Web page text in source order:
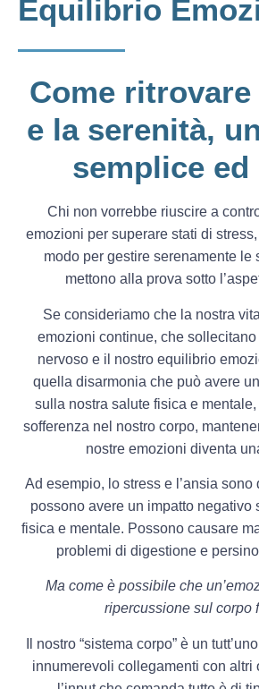
Equilibrio
Come ritrovare
e la serenità,
semplice ed
Chi non vorrebbe riuscire a
emozioni per superare stati di
modo per gestire serenamente le
mettono alla prova sotto
Se consideriamo che la nostra
emozioni continue, che
nervoso e il nostro equilibrio
quella disarmonia che può avere
sulla nostra salute fisica e
sofferenza nel nostro corpo,
nostre emozioni diventa
Ad esempio, lo stress e l’ansia
possono avere un impatto negativo
fisica e mentale. Possono causare
problemi di digestione e
Ma come è possibile che
ripercussione sul corpo
Il nostro “sistema corpo” è un
innumerevoli collegamenti con altri